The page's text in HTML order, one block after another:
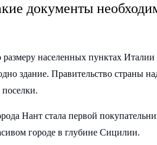
документы
населенных пунктах Италии
здание. Правительство страны
Нант стала первой
городе в глубине Сицилии.